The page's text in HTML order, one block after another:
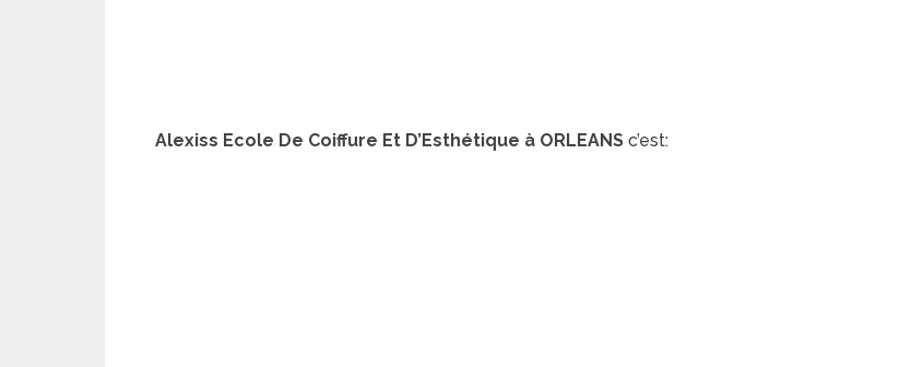
Alexiss Ecole De Coiffure Et D’Esthétique à ORLEANS c’est: